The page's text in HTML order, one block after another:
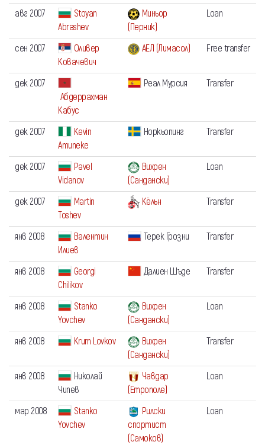
авг 2007
Stoyan
Abrashev
Миньор
(Перник)
Loan
сен 2007
Оливер
Ковачевич
АЕЛ (Лимасол) Free transfer
дек 2007
Абдеррахман
Кабус
Реал Мурсия Transfer
дек 2007
Kevin
Amuneke
Норкьопинг Transfer
дек 2007
Pavel
Vidanov
Вихрен
(Сандански)
Loan
дек 2007
Martin
Toshev
Кёльн Transfer
янв 2008
Валентин
Илиев
Терек Грозни Transfer
янв 2008
Georgi
Chilikov
Далиен Шъде Transfer
янв 2008
Stanko
Yovchev
Вихрен
(Сандански)
Loan
янв 2008 Krum Lovkov
Вихрен
(Сандански)
Transfer
янв 2008
Николай
Чипев
Чавдар
(Етрополе)
Loan
мар 2008
Stanko
Yovchev
Рилски
спортист
(Самоков)
Loan